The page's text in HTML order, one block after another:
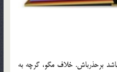
برحذرباش. خلاف مگو، گرچه به